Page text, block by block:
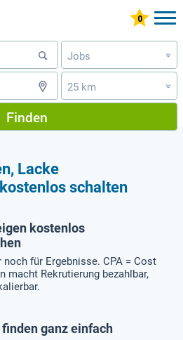
Jobs »
25 km »
Finden
Lacke
schalten
kostenlos
noch für Ergebnisse. CPA = Cost
macht Rekrutierung bezahlbar,
ganz einfach